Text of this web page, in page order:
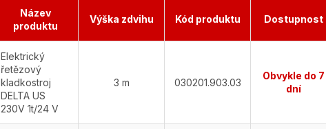
Název
produktu
Výška zdvihu Kód produktu Dostupnost
Elektrický
řetězový
kladkostroj
DELTA US
230V 1t/24 V
3 m 030201.903.03
Obvykle do 7
dní